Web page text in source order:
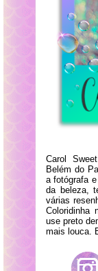
Carol
Belém do
a fotógrafa
da beleza,
várias
Coloridinha
use preto
mais louca.